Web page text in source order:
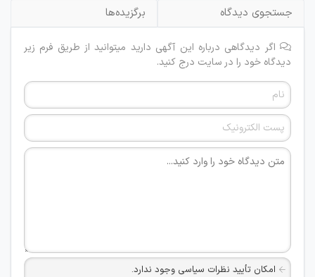
جستجوی دیدگاه
برگزیده‌ها
اگر دیدگاهی درباره این آگهی دارید میتوانید از طریق فرم زیر
دیدگاه خود را در سایت درج کنید.
امکان تأیید نظرات سیاسی وجود ندارد.